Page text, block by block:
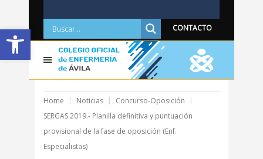
Abrir barra de herramientas CONTACTO
Home Noticias
Concurso-Oposición
SERGAS 2019.- Planilla definitiva y puntuación
provisional de la fase de oposición (Enf.
Especialistas)